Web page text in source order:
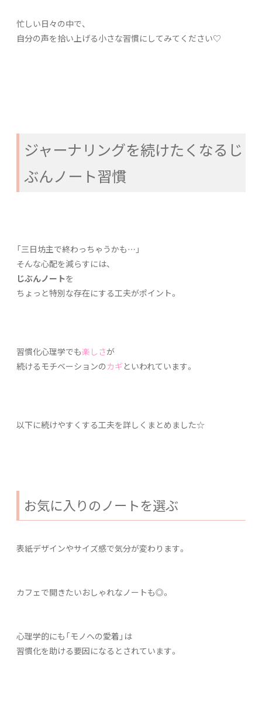
忙しい日々の中で、
自分の声を拾い上げる小さな習慣にしてみてください♡
ジャーナリングを続けたくなるじ
ぶんノート習慣
「三日坊主で終わっちゃうかも…」
そんな心配を減らすには、
じぶんノートを
ちょっと特別な存在にする工夫がポイント。
習慣化心理学でも楽しさが
続けるモチベーションの カギ といわれています。
以下に続けやすくする工夫を詳しくまとめました☆
お気に入りのノートを選ぶ
表紙デザインやサイズ感で気分が変わります。
カフェで開きたいおしゃれなノートも◎。
心理学的にも「モノへの愛着」は
習慣化を助ける要因になるとされています。